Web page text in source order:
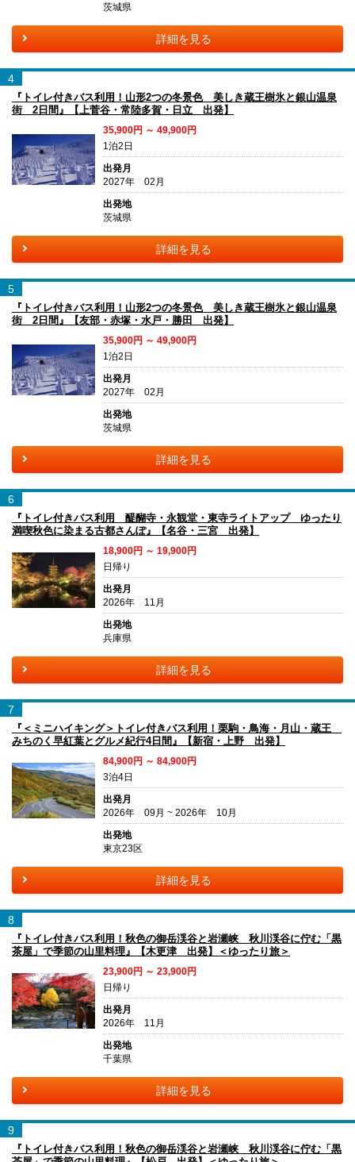
茨城県
詳細を見る
4
『トイレ付きバス利用！山形2つの冬景色 美しき蔵王樹氷と銀山温泉
街 2日間』【上菅谷・常陸多賀・日立 出発】
35,900円 ～ 49,900円
1泊2日
出発月
2027年 02月
出発地
茨城県
詳細を見る
5
『トイレ付きバス利用！山形2つの冬景色 美しき蔵王樹氷と銀山温泉
街 2日間』【友部・赤塚・水戸・勝田 出発】
35,900円 ～ 49,900円
1泊2日
出発月
2027年 02月
出発地
茨城県
詳細を見る
6
『トイレ付きバス利用 醍醐寺・永観堂・東寺ライトアップ ゆったり
満喫秋色に染まる古都さんぽ』【名谷・三宮 出発】
18,900円 ～ 19,900円
日帰り
出発月
2026年 11月
出発地
兵庫県
詳細を見る
7
『＜ミニハイキング＞トイレ付きバス利用！栗駒・鳥海・月山・蔵王
みちのく早紅葉とグルメ紀行4日間』【新宿・上野 出発】
84,900円 ～ 84,900円
3泊4日
出発月
2026年 09月 ~ 2026年 10月
出発地
東京23区
詳細を見る
8
『トイレ付きバス利用！秋色の御岳渓谷と岩瀬峡 秋川渓谷に佇む「黒
茶屋」で季節の山里料理』【木更津 出発】＜ゆったり旅＞
23,900円 ～ 23,900円
日帰り
出発月
2026年 11月
出発地
千葉県
詳細を見る
9
『トイレ付きバス利用！秋色の御岳渓谷と岩瀬峡 秋川渓谷に佇む「黒